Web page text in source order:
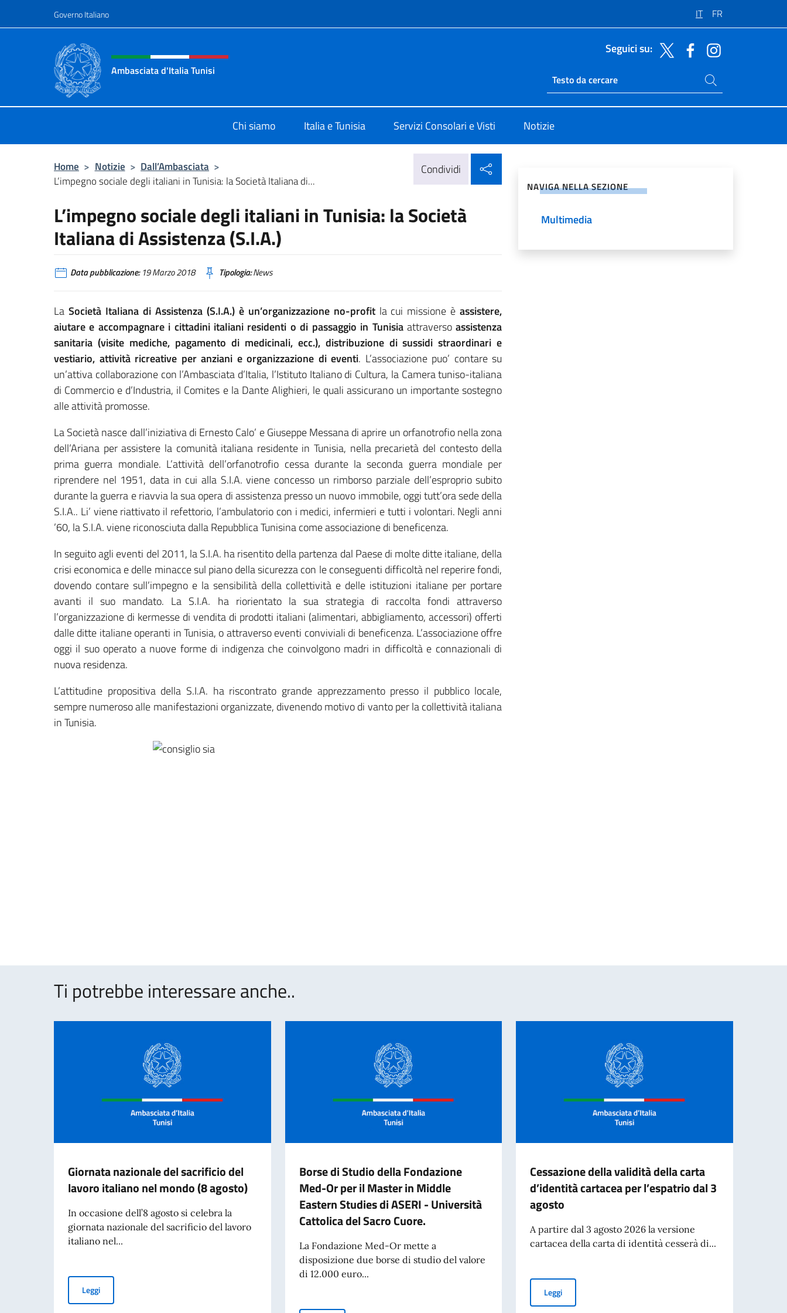
Governo Italiano IT FR
Intestazione sito, social e menù
Ambasciata d'Italia Tunisi
Seguici su:
Ricerca sito live
Cerca nel sito
Chi siamo Italia e Tunisia Servizi Consolari e Visti Notizie
Home > Notizie > Dall’Ambasciata >
L’impegno sociale degli italiani in Tunisia: la Società Italiana di...
Condividi
L’impegno sociale degli italiani in Tunisia: la Società
Italiana di Assistenza (S.I.A.)
Data pubblicazione:19 Marzo 2018 Tipologia:News
La Società Italiana di Assistenza (S.I.A.) è un’organizzazione no-profitla cui missione èassistere,
aiutare e accompagnare i cittadini italiani residenti o di passaggio in Tunisiaattraversoassistenza
sanitaria (visite mediche, pagamento di medicinali, ecc.), distribuzione di sussidi straordinari e
vestiario, attività ricreative per anziani e organizzazione di eventi. L’associazione puo’ contare su
un’attiva collaborazione con l’Ambasciata d’Italia, l’Istituto Italiano di Cultura, la Camera tuniso-italiana
di Commercio e d’Industria, il Comites e la Dante Alighieri, le quali assicurano un importante sostegno
alle attività promosse.
La Società nasce dall’iniziativa di Ernesto Calo’ e Giuseppe Messana di aprire un orfanotrofio nella zona
dell’Ariana per assistere la comunità italiana residente in Tunisia, nella precarietà del contesto della
prima guerra mondiale. L’attività dell’orfanotrofio cessa durante la seconda guerra mondiale per
riprendere nel 1951, data in cui alla S.I.A. viene concesso un rimborso parziale dell’esproprio subito
durante la guerra e riavvia la sua opera di assistenza presso un nuovo immobile, oggi tutt’ora sede della
S.I.A.. Li’ viene riattivato il refettorio, l’ambulatorio con i medici, infermieri e tutti i volontari. Negli anni
’60, la S.I.A. viene riconosciuta dalla Repubblica Tunisina come associazione di beneficenza.
In seguito agli eventi del 2011, la S.I.A. ha risentito della partenza dal Paese di molte ditte italiane, della
crisi economica e delle minacce sul piano della sicurezza con le conseguenti difficoltà nel reperire fondi,
dovendo contare sull’impegno e la sensibilità della collettività e delle istituzioni italiane per portare
avanti il suo mandato. La S.I.A. ha riorientato la sua strategia di raccolta fondi attraverso
l’organizzazione di kermesse di vendita di prodotti italiani (alimentari, abbigliamento, accessori) offerti
dalle ditte italiane operanti in Tunisia, o attraverso eventi conviviali di beneficenza. L’associazione offre
oggi il suo operato a nuove forme di indigenza che coinvolgono madri in difficoltà e connazionali di
nuova residenza.
L’attitudine propositiva della S.I.A. ha riscontrato grande apprezzamento presso il pubblico locale,
sempre numeroso alle manifestazioni organizzate, divenendo motivo di vanto per la collettività italiana
in Tunisia.
NAVIGA NELLA SEZIONE
Multimedia
Ti potrebbe interessare anche..
Giornata nazionale del sacrificio del
lavoro italiano nel mondo (8 agosto)
In occasione dell’8 agosto si celebra la
giornata nazionale del sacrificio del lavoro
italiano nel...
LeggiGiornata nazionale del sacrificio del lavoro italiano nel mondo (8 agosto)
Borse di Studio della Fondazione
Med-Or per il Master in Middle
Eastern Studies di ASERI - Università
Cattolica del Sacro Cuore.
La Fondazione Med-Or mette a
disposizione due borse di studio del valore
di 12.000 euro...
Cessazione della validità della carta
d’identità cartacea per l’espatrio dal 3
agosto
A partire dal 3 agosto 2026 la versione
cartacea della carta di identità cesserà di...
LeggiCessazione della validità della carta d’identità cartacea per